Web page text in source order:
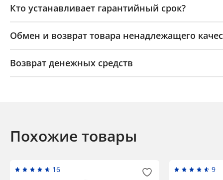
Кто устанавливает гарантийный срок?
Обмен и возврат товара ненадлежащего
Возврат денежных средств
Похожие товары
16 9